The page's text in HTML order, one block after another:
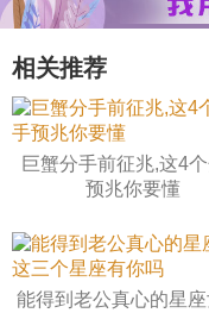
相关推荐
巨蟹分手前征兆,这4
预兆你要懂
能得到老公真心的星